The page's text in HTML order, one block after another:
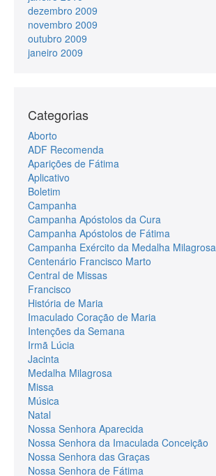
dezembro 2009
novembro 2009
outubro 2009
janeiro 2009
Categorias
Aborto
ADF Recomenda
Aparições de Fátima
Aplicativo
Boletim
Campanha
Campanha Apóstolos da Cura
Campanha Apóstolos de Fátima
Campanha Exército da Medalha Milagrosa
Centenário Francisco Marto
Central de Missas
Francisco
História de Maria
Imaculado Coração de Maria
Intenções da Semana
Irmã Lúcia
Jacinta
Medalha Milagrosa
Missa
Música
Natal
Nossa Senhora Aparecida
Nossa Senhora da Imaculada Conceição
Nossa Senhora das Graças
Nossa Senhora de Fátima